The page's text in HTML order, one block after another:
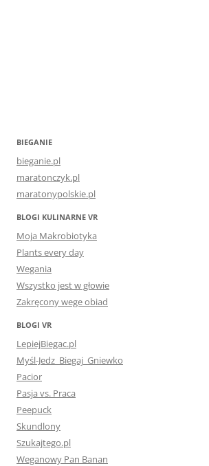
BIEGANIE
bieganie.pl
maratonczyk.pl
maratonypolskie.pl
BLOGI KULINARNE VR
Moja Makrobiotyka
Plants every day
Wegania
Wszystko jest w głowie
Zakręcony wege obiad
BLOGI VR
LepiejBiegac.pl
Myśl-Jedz_Biegaj_Gniewko
Pacior
Pasja vs. Praca
Peepuck
Skundlony
Szukajtego.pl
Weganowy Pan Banan